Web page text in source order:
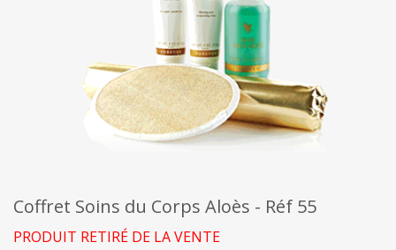
Coffret Soins du Corps Aloès - Réf 55
PRODUIT RETIRÉ DE LA VENTE